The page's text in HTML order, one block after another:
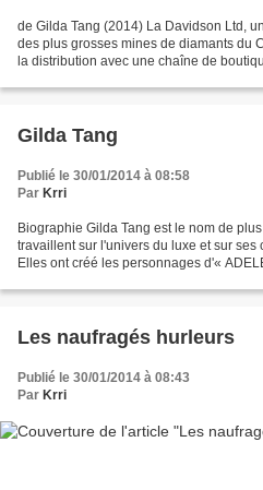
de Gilda Tang (2014) La Davidson Ltd,
des plus grosses mines de diamants du
la distribution avec une chaîne de
Gilda Tang
Publié le 30/01/2014 à 08:58
Par Krri
Biographie Gilda Tang est le nom de
travaillent sur l'univers du luxe et sur ses
Elles ont créé les personnages d'«
Les naufragés hurleurs
Publié le 30/01/2014 à 08:43
Par Krri